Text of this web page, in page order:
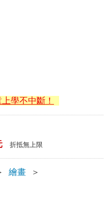
學不中斷！
折抵無上限
繪畫
＞